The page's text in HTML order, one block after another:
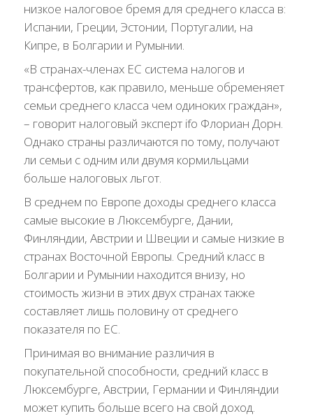
низкое налоговое бремя для среднего класса в:
Испании, Греции, Эстонии, Португалии, на
Кипре, в Болгарии и Румынии.
«В странах-членах ЕС система налогов и
трансфертов, как правило, меньше обременяет
семьи среднего класса чем одиноких граждан»,
– говорит налоговый эксперт ifo Флориан Дорн.
Однако страны различаются по тому, получают
ли семьи с одним или двумя кормильцами
больше налоговых льгот.
В среднем по Европе доходы среднего класса
самые высокие в Люксембурге, Дании,
Финляндии, Австрии и Швеции и самые низкие в
странах Восточной Европы. Средний класс в
Болгарии и Румынии находится внизу, но
стоимость жизни в этих двух странах также
составляет лишь половину от среднего
показателя по ЕС.
Принимая во внимание различия в
покупательной способности, средний класс в
Люксембурге, Австрии, Германии и Финляндии
может купить больше всего на свой доход.